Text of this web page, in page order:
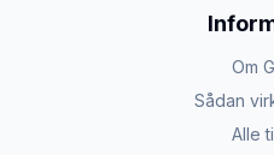
Om
Sådan
Alle